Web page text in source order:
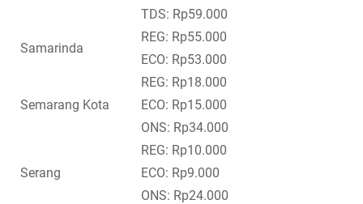
TDS: Rp59.000
Samarinda
REG: Rp55.000
ECO: Rp53.000
Semarang Kota
REG: Rp18.000
ECO: Rp15.000
ONS: Rp34.000
Serang
REG: Rp10.000
ECO: Rp9.000
ONS: Rp24.000